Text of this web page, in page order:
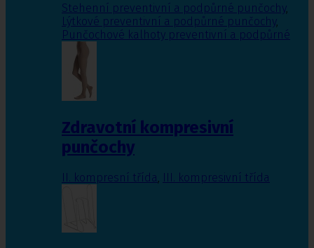
Stehenní preventivní a podpůrné punčochy,
Lýtkové preventivní a podpůrné punčochy,
Punčochové kalhoty preventivní a podpůrné
Zdravotní kompresivní
punčochy
II. kompresní třída III. kompresivní třída